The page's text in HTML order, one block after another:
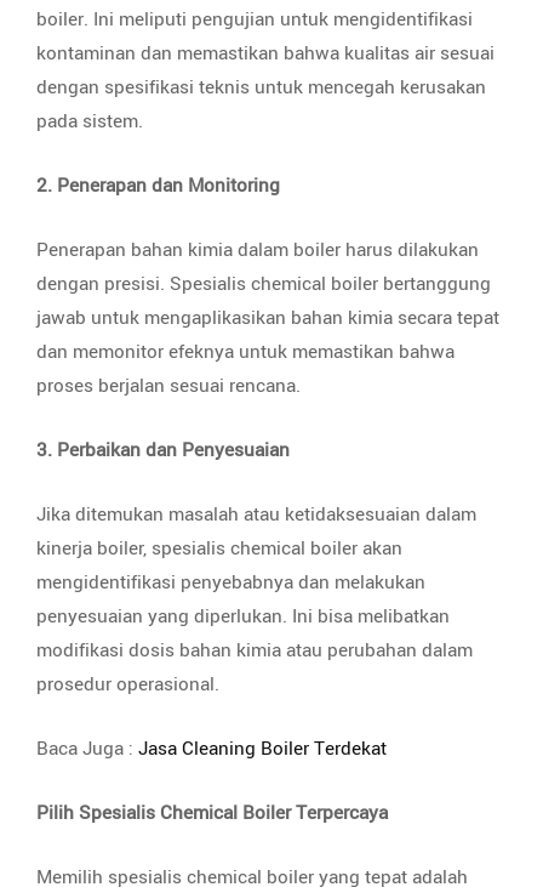
boiler. Ini meliputi pengujian untuk mengidentifikasi
kontaminan dan memastikan bahwa kualitas air sesuai
dengan spesifikasi teknis untuk mencegah kerusakan
pada sistem.
2. Penerapan dan Monitoring
Penerapan bahan kimia dalam boiler harus dilakukan
dengan presisi. Spesialis chemical boiler bertanggung
jawab untuk mengaplikasikan bahan kimia secara tepat
dan memonitor efeknya untuk memastikan bahwa
proses berjalan sesuai rencana.
3. Perbaikan dan Penyesuaian
Jika ditemukan masalah atau ketidaksesuaian dalam
kinerja boiler, spesialis chemical boiler akan
mengidentifikasi penyebabnya dan melakukan
penyesuaian yang diperlukan. Ini bisa melibatkan
modifikasi dosis bahan kimia atau perubahan dalam
prosedur operasional.
Baca Juga : Jasa Cleaning Boiler Terdekat
Pilih Spesialis Chemical Boiler Terpercaya
Memilih spesialis chemical boiler yang tepat adalah